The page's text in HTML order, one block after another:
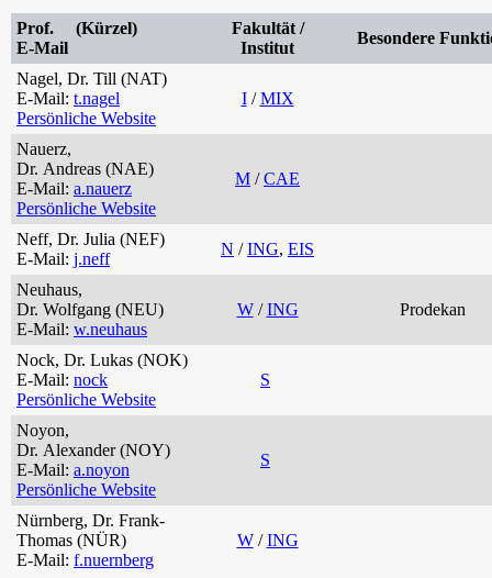
Prof. (Kürzel)
E-Mail
Fakultät /
Institut
Besondere
Nagel, Dr. Till (NAT)
E-Mail: t.nagel
Persönliche Website
I/MIX
Nauerz,
Dr. Andreas (NAE)
E-Mail: a.nauerz
Persönliche Website
M /CAE
Neff, Dr. Julia (NEF)
E-Mail: j.neff
N /ING, EIS
Neuhaus,
Dr. Wolfgang (NEU)
E-Mail: w.neuhaus
W/ING Prodekan
Nock, Dr. Lukas (NOK)
E-Mail: nock
Persönliche Website
S
Noyon,
Dr. Alexander (NOY)
E-Mail: a.noyon
Persönliche Website
S
Nürnberg, Dr. Frank-
Thomas (NÜR)
E-Mail: f.nuernberg
W/ING